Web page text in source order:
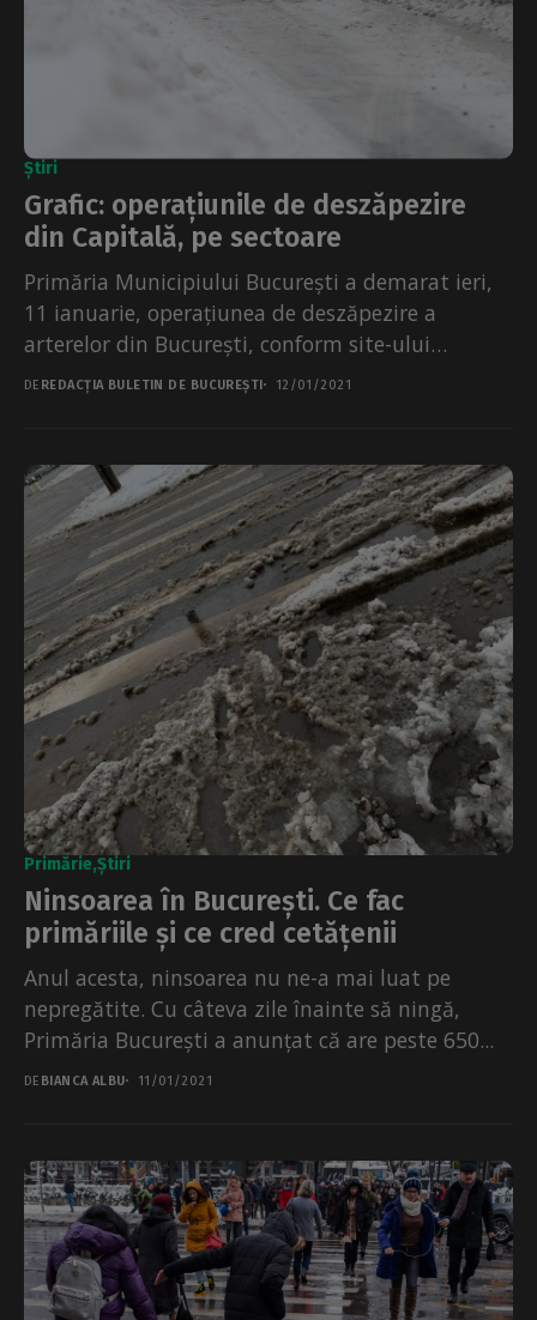
Știri
Grafic: operațiunile de deszăpezire
din Capitală, pe sectoare
Primăria Municipiului București a demarat ieri,
11 ianuarie, operațiunea de deszăpezire a
arterelor din București, conform site-ului
PMB.Controalele privitoare la acțiunile de
DE REDACȚIA BULETIN DE BUCUREȘTI 12/01/2021
Primărie Știri
Ninsoarea în București. Ce fac
primăriile și ce cred cetățenii
Anul acesta, ninsoarea nu ne-a mai luat pe
nepregătite. Cu câteva zile înainte să ningă,
Primăria București a anunțat că are peste 650...
DE BIANCA ALBU 11/01/2021